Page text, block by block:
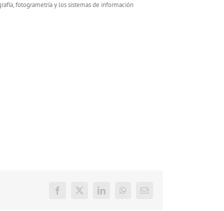
fotogrametría y los sistemas de información
Facebook
X LinkedInWhatsApp
E-